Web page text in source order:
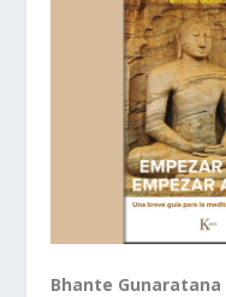
Bhante Gunaratana